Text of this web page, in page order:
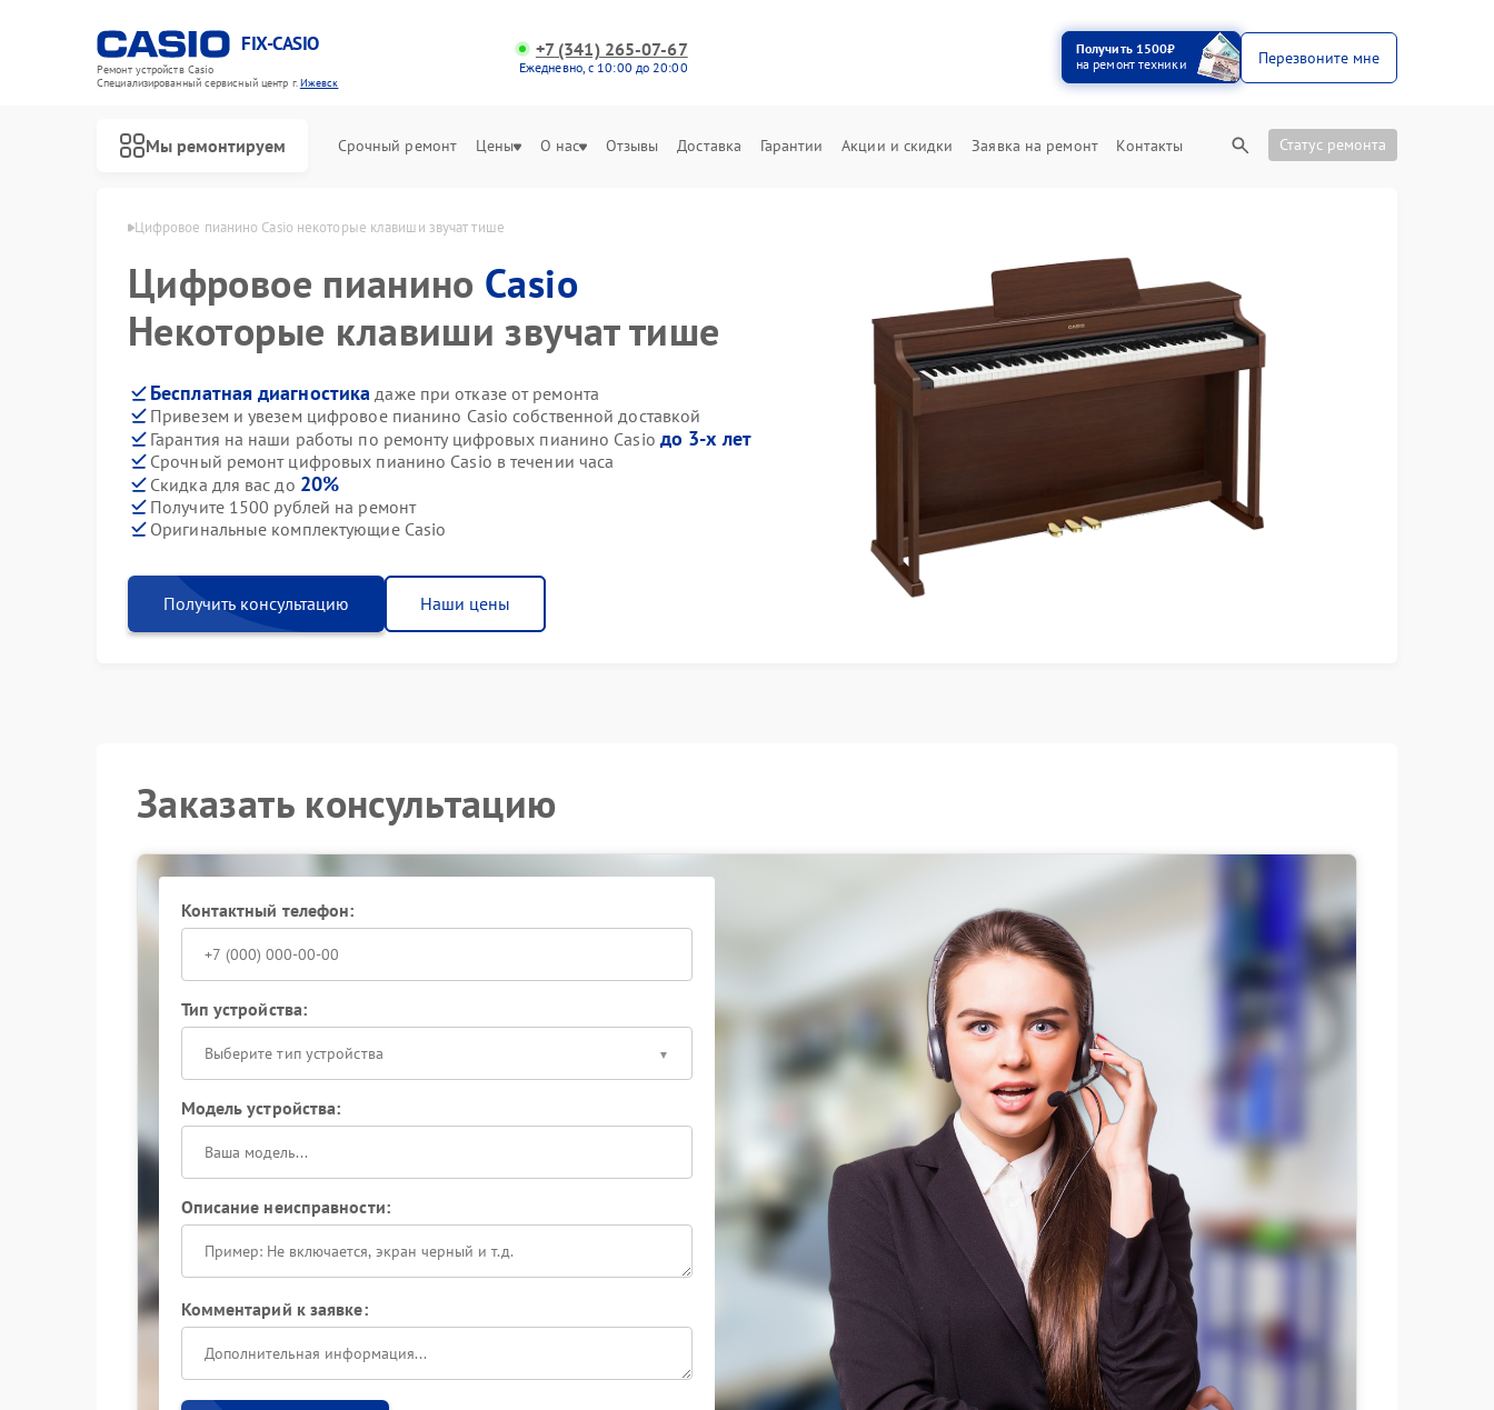
FIX-CASIO
Ремонт устройств Casio
Специализированный cервисный центр г.Ижевск
+7 (341) 265-07-67
Ежедневно, с 10:00 до 20:00
Получить 1500₽
на ремонт техники
Перезвоните мне
Мы ремонтируем Срочный ремонт Цены О нас Отзывы Доставка Гарантии Акции и скидки Заявка на ремонт Контакты Статус ремонта
Цифровое пианино Casio некоторые клавиши звучат тише
Цифровое пианино Casio
Некоторые клавиши звучат тише
Бесплатная диагностика даже при отказе от ремонта
Привезем и увезем цифровое пианино Casio собственной доставкой
Гарантия на наши работы по ремонту цифровых пианино Casio до 3-х лет
Срочный ремонт цифровых пианино Casio в течении часа
Скидка для вас до 20%
Получите 1500 рублей на ремонт
Оригинальные комплектующие Casio
Получить консультацию Наши цены
Заказать консультацию
Контактный телефон:
Тип устройства:
Выберите тип устройства
Модель устройства:
Описание неисправности:
Комментарий к заявке: